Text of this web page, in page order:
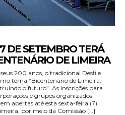
DE SETEMBRO TERÁ
DE LIMEIRA
200 anos, o tradicional Desfile
tema “Bicentenário de Limeira:
o futuro”. As inscrições para
e grupos organizados
abertas até esta sexta-feira (7).
por meio da Comissão […]